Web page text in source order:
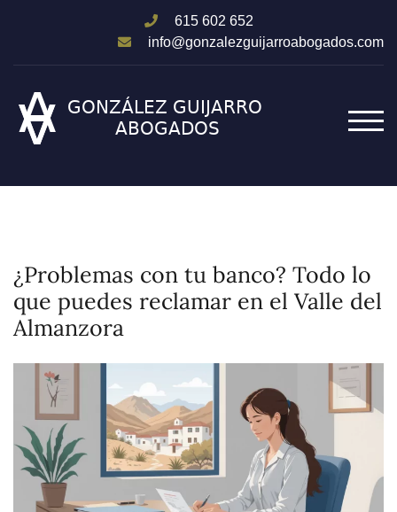
615 602 652
info@gonzalezguijarroabogados.com
¿Problemas con tu banco? Todo lo
que puedes reclamar en el Valle del
Almanzora